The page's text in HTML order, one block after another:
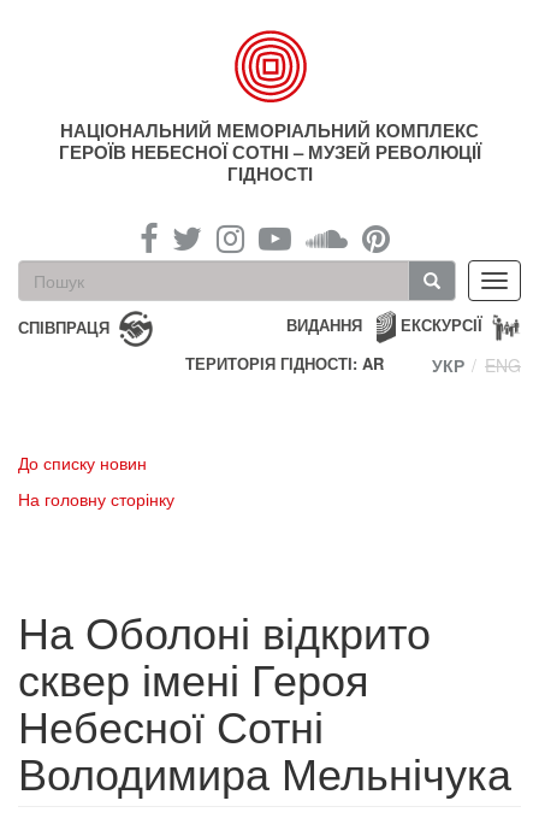
НАЦІОНАЛЬНИЙ МЕМОРІАЛЬНИЙ КОМПЛЕКС
ГЕРОЇВ НЕБЕСНОЇ СОТНІ – МУЗЕЙ РЕВОЛЮЦІЇ
ГІДНОСТІ
Пошукова
форма
Пошук
СПІВПРАЦЯ ЕКСКУРСІЇ
ВИДАННЯ
ТЕРИТОРІЯ ГІДНОСТІ: AR
УКР ENG
До списку новин
На головну сторінку
На Оболоні відкрито
сквер імені Героя
Небесної Сотні
Володимира Мельнічука